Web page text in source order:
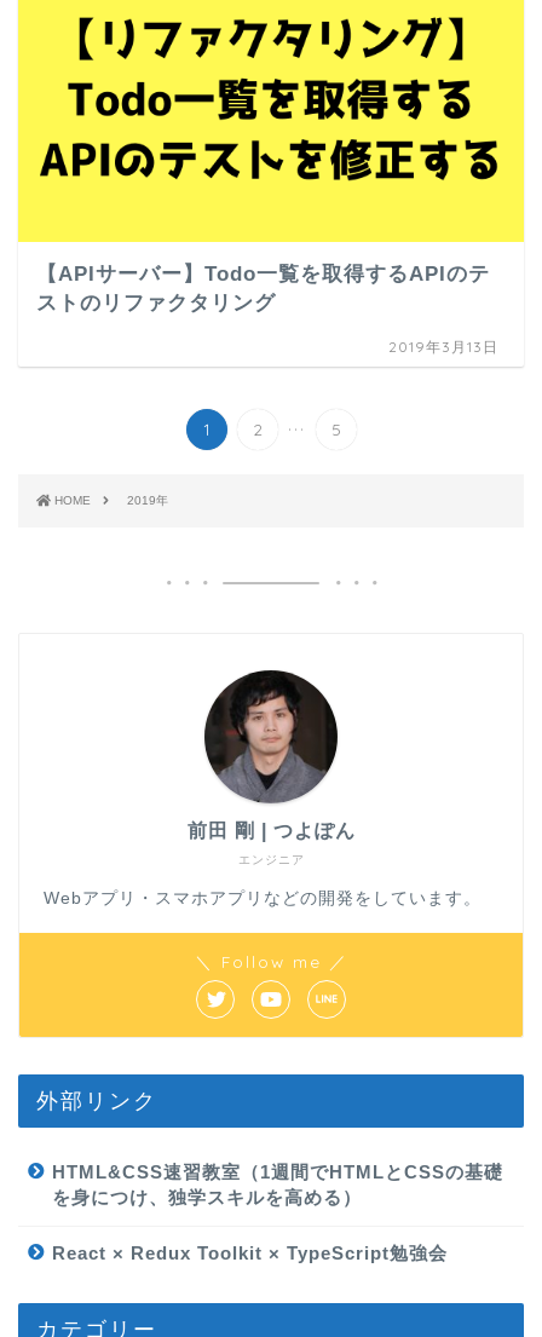
【APIサーバー】Todo一覧を取得するAPIのテ
ストのリファクタリング
2019年3月13日
1 2 ... 5
HOME 2019年
エンジニア
前田 剛 | つよぽん
Webアプリ・スマホアプリなどの開発をしています。
＼ Follow me ／
外部リンク
HTML&CSS速習教室（1週間でHTMLとCSSの基礎
を身につけ、独学スキルを高める）
React × Redux Toolkit × TypeScript勉強会
カテゴリー